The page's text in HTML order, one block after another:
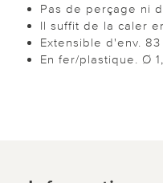
Pas de perçage ni
Il suffit de la caler
Extensible d'env. 83
En fer/plastique. Ø